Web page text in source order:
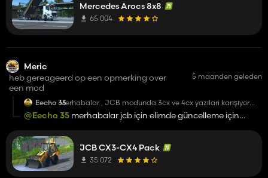
Mercedes Arocs 8x8
65 004
Meric
heb gereageerd op een opmerking over
een mod
5 maanden geleden
Eecho 35Merhabalar , JCB modunda 3cx ve 4cx yazılari karışıyor
mesela arka bomda 3cx yazarken kaputta 4cx yaziyor bu
düzelecek mi birde Hidromek ve Cat beko loder modelleri
@Eecho 35 merhabalar jcb için elimde güncelleme için
bilmiyorum hidromek gelebilir belki jcb den önce gelebilir
ama gelmeyde bilir şuan ön kolları yapım aşamasında ama
cat gelmez
JCB CX3-CX4 Pack
35 072